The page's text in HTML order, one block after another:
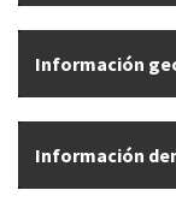
Información
Información